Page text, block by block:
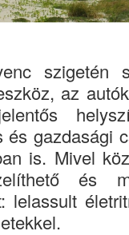
szigetén
az
gazdasági
is. Mivel
lelassult